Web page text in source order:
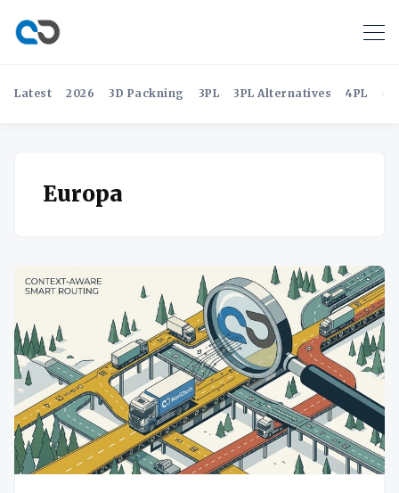
Latest 2026 3D Packning 3PL 3PL Alternatives 4PL
Europa